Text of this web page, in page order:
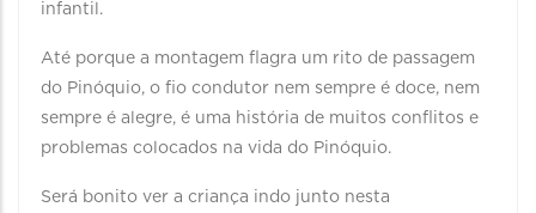
infantil.
Até porque a montagem flagra um rito de passagem
do Pinóquio, o fio condutor nem sempre é doce, nem
sempre é alegre, é uma história de muitos conflitos e
problemas colocados na vida do Pinóquio.
Será bonito ver a criança indo junto nesta